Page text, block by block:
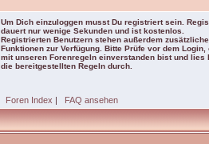
Um Dich einzuloggen musst Du registriert sein.
dauert nur wenige Sekunden und ist kostenlos.
Registrierten Benutzern stehen außerdem zusätzliche
Funktionen zur Verfügung. Bitte Prüfe vor dem Login,
mit unseren Forenregeln einverstanden bist und lies
die bereitgestellten Regeln durch.
Foren Index | FAQ ansehen